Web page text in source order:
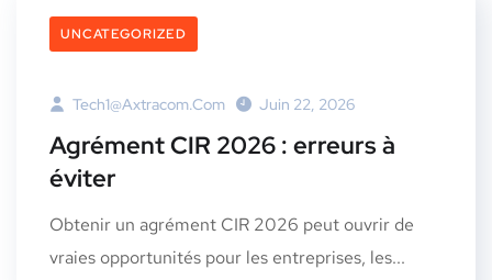
UNCATEGORIZED
Tech1@axtracom.com Juin 22, 2026
Agrément CIR 2026 : erreurs à
éviter
Obtenir un agrément CIR 2026 peut ouvrir de
vraies opportunités pour les entreprises, les...